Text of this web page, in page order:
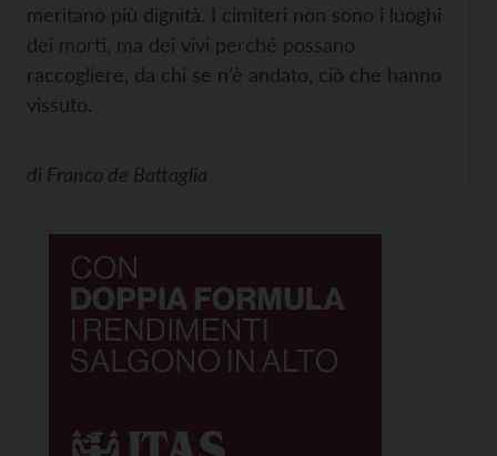
meritano più dignità. I cimiteri non sono i luoghi
dei morti, ma dei vivi perché possano
raccogliere, da chi se n’è andato, ciò che hanno
vissuto.
di Franco de Battaglia